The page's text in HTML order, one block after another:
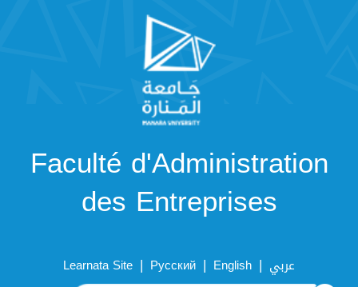
Faculté d'Administration
des Entreprises
Learnata Site | Русский | English | عربي